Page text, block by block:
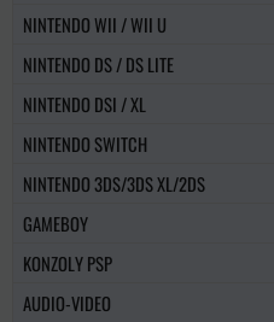
NINTENDO WII / WII U
NINTENDO DS / DS LITE
NINTENDO DSI / XL
NINTENDO SWITCH
NINTENDO 3DS/3DS XL/2DS
GAMEBOY
KONZOLY PSP
AUDIO-VIDEO